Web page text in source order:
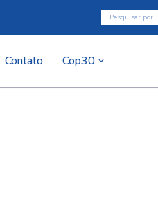
Contato Cop30